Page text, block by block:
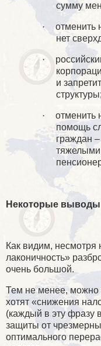
сумму
·
отменить
нет
·
и
структуры;
·
отменить
помощь
граждан
тяжелыми
Некоторые выводы
Как видим,
лаконичность»
очень большой.
Тем не менее, можно
хотят «снижения
(каждый в эту фразу
защиты от
оптимального